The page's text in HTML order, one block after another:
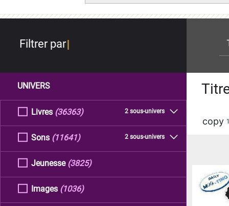
Filtrer par
UNIVERS
Livres 2 sous-univers
(36363)
Sons 2 sous-univers
(11641)
Jeunesse (3825)
Images (1036)
copy